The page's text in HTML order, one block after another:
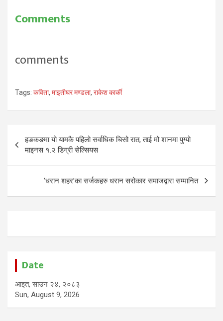
खोजेको छ। काठमाडौंका विभिन्न
मण्डलामा पुगेर दुर्घटना भएको
Comments
comments
Tags: कविता, माइतीघर मण्डला, राकेश कार्की
Post
navigation
हङकङमा यो यामकै पहिलो सर्वाधिक चिसो रात, ताई मो शानमा पुग्यो
माइनस १.२ डिग्री सेल्सियस
‘धरान शहर’का सर्जकहरु धरान सरोकार समाजद्वारा सम्मानित
Date
आइत, साउन २४, २०८३
Sun, August 9, 2026